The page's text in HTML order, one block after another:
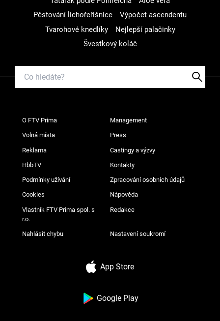
Pěstování lichořeřišnice
Výpočet ascendentu
Tvarohové knedlíky
Nejlepší palačinky
Švestkový koláč
O FTV Prima Management
Volná místa Press
Reklama Castingy a výzvy
HbbTV Kontakty
Podmínky užívání Zpracování osobních údajů
Cookies Nápověda
Vlastník FTV Prima spol. s
r.o.
Redakce
Nahlásit chybu Nastavení soukromí
App Store
Google Play